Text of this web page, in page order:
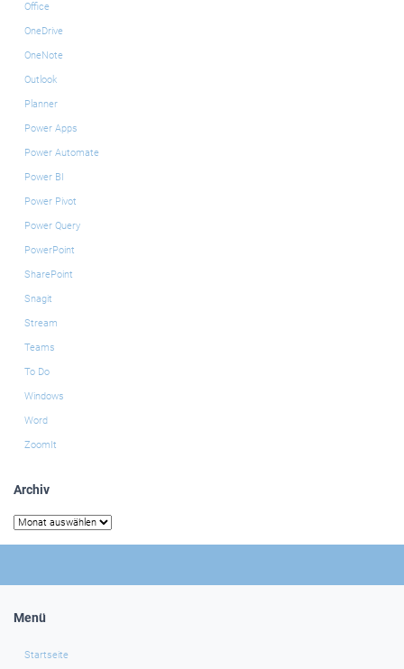
Office
OneDrive
OneNote
Outlook
Planner
Power Apps
Power Automate
Power BI
Power Pivot
Power Query
PowerPoint
SharePoint
Snagit
Stream
Teams
To Do
Windows
Word
ZoomIt
Archiv
Archiv
Menü
Startseite